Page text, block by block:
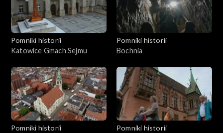
Pomniki historii
Katowice Gmach Sejmu
Pomniki historii
Bochnia
Pomniki historii
Pomniki historii